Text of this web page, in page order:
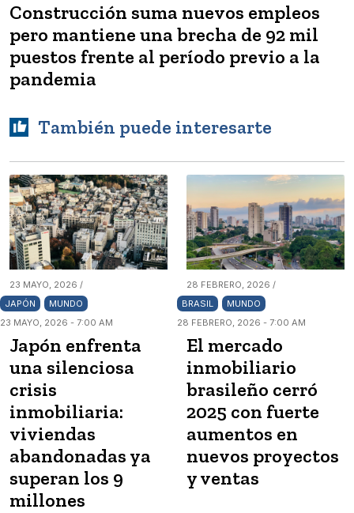
Construcción suma nuevos empleos
pero mantiene una brecha de 92 mil
puestos frente al período previo a la
pandemia
También puede interesarte
23 MAYO, 2026 /
JAPÓN
MUNDO
23 MAYO, 2026 - 7:00 AM
Japón enfrenta
una silenciosa
crisis
inmobiliaria:
viviendas
abandonadas ya
superan los 9
millones
28 FEBRERO, 2026 /
BRASIL
MUNDO
28 FEBRERO, 2026 - 7:00 AM
El mercado
inmobiliario
brasileño cerró
2025 con fuerte
aumentos en
nuevos proyectos
y ventas